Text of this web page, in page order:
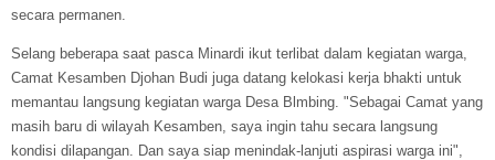
secara permanen.
Selang beberapa saat pasca Minardi ikut terlibat dalam kegiatan warga,
Camat Kesamben Djohan Budi juga datang kelokasi kerja bhakti untuk
memantau langsung kegiatan warga Desa Blmbing. "Sebagai Camat yang
masih baru di wilayah Kesamben, saya ingin tahu secara langsung
kondisi dilapangan. Dan saya siap menindak-lanjuti aspirasi warga ini",